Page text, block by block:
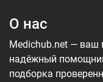
О нас
Medichub.net — ваш
надёжный
подборка